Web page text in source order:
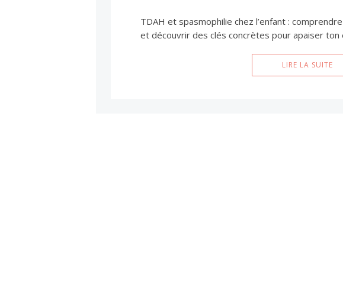
TDAH et spasmophilie chez l’enfant :
et découvrir des clés concrètes pour apaiser ton
LIRE LA SUITE